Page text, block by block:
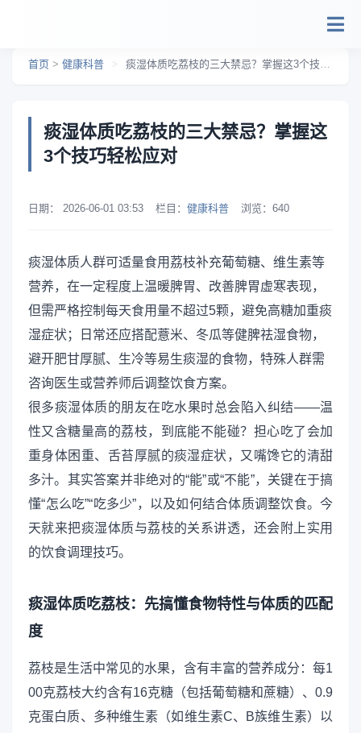
首页 > 健康科普 > 痰湿体质吃荔枝的三大禁忌？掌握这3个技巧轻松应对
痰湿体质吃荔枝的三大禁忌？掌握这
3个技巧轻松应对
日期： 2026-06-01 03:53 栏目： 健康科普 浏览： 640
痰湿体质人群可适量食用荔枝补充葡萄糖、维生素等
营养，在一定程度上温暖脾胃、改善脾胃虚寒表现，
但需严格控制每天食用量不超过5颗，避免高糖加重痰
湿症状；日常还应搭配薏米、冬瓜等健脾祛湿食物，
避开肥甘厚腻、生冷等易生痰湿的食物，特殊人群需
咨询医生或营养师后调整饮食方案。
很多痰湿体质的朋友在吃水果时总会陷入纠结——温
性又含糖量高的荔枝，到底能不能碰？担心吃了会加
重身体困重、舌苔厚腻的痰湿症状，又嘴馋它的清甜
多汁。其实答案并非绝对的“能”或“不能”，关键在于搞
懂“怎么吃”“吃多少”，以及如何结合体质调整饮食。今
天就来把痰湿体质与荔枝的关系讲透，还会附上实用
的饮食调理技巧。
痰湿体质吃荔枝：先搞懂食物特性与体质的匹配
度
荔枝是生活中常见的水果，含有丰富的营养成分：每1
00克荔枝大约含有16克糖（包括葡萄糖和蔗糖）、0.9
克蛋白质、多种维生素（如维生素C、B族维生素）以